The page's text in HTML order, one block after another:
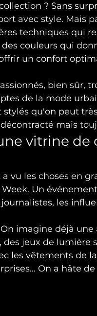
? Sans
avec style. Mais
techniques qui
couleurs qui
un confort
bien sûr,
de la mode
qu'on peut
mais
vitrine
vu les choses en
Un
les
imagine déjà
jeux de lumière
les vêtements de
On a hâte